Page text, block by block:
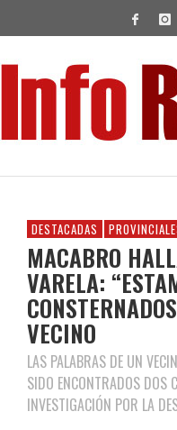
DESTACADAS
MACABRO
VARELA:
VECINO
LAS PALABRAS DE UN
SIDO ENCONTRADOS DOS
INVESTIGACIÓN POR LA